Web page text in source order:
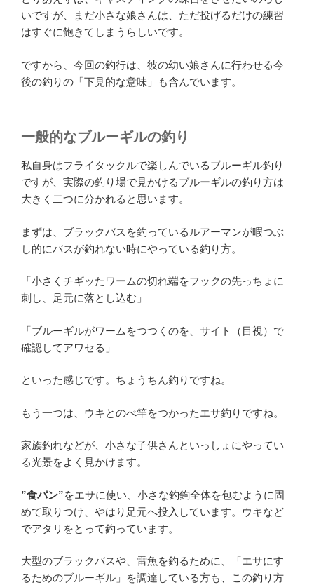
いですが、まだ小さな娘さんは、ただ投げるだけの練習
はすぐに飽きてしまうらしいです。
ですから、今回の釣行は、彼の幼い娘さんに行わせる今
後の釣りの「下見的な意味」も含んでいます。
一般的なブルーギルの釣り
私自身はフライタックルで楽しんでいるブルーギル釣り
ですが、実際の釣り場で見かけるブルーギルの釣り方は
大きく二つに分かれると思います。
まずは、ブラックバスを釣っているルアーマンが暇つぶ
し的にバスが釣れない時にやっている釣り方。
「小さくチギッたワームの切れ端をフックの先っちょに
刺し、足元に落とし込む」
「ブルーギルがワームをつつくのを、サイト（目視）で
確認してアワセる」
といった感じです。ちょうちん釣りですね。
もう一つは、ウキとのべ竿をつかったエサ釣りですね。
家族釣れなどが、小さな子供さんといっしょにやってい
る光景をよく見かけます。
”食パン”をエサに使い、小さな釣鉤全体を包むように固
めて取りつけ、やはり足元へ投入しています。ウキなど
でアタリをとって釣っています。
大型のブラックバスや、雷魚を釣るために、「エサにす
るためのブルーギル」を調達している方も、この釣り方